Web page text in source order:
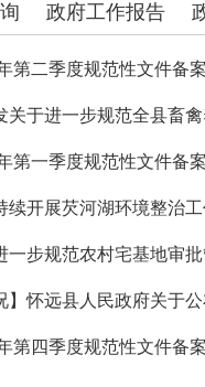
政府工作报告
第二季度规范性文件备
第一季度规范性文件备
续开展芡河湖环境整治
第四季度规范性文件备